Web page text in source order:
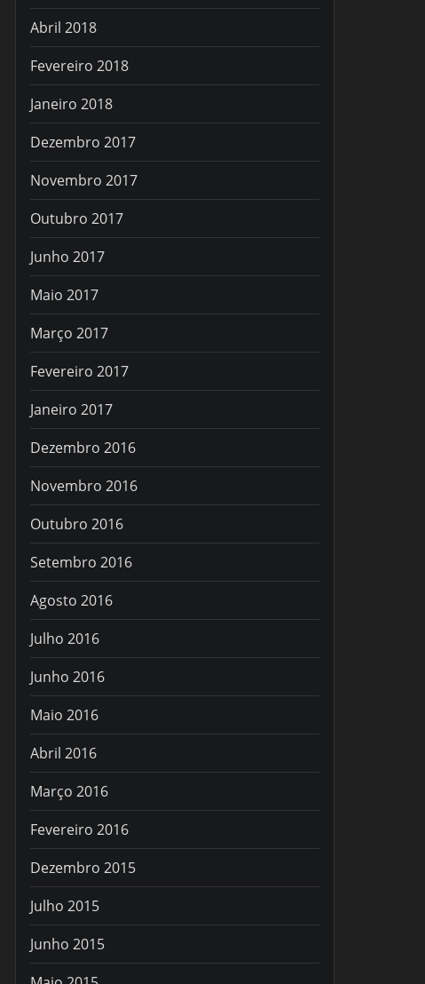
Abril 2018
Fevereiro 2018
Janeiro 2018
Dezembro 2017
Novembro 2017
Outubro 2017
Junho 2017
Maio 2017
Março 2017
Fevereiro 2017
Janeiro 2017
Dezembro 2016
Novembro 2016
Outubro 2016
Setembro 2016
Agosto 2016
Julho 2016
Junho 2016
Maio 2016
Abril 2016
Março 2016
Fevereiro 2016
Dezembro 2015
Julho 2015
Junho 2015